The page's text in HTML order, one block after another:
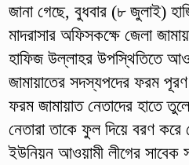
জানা গেছে, বুধবার (৮ জুলাই)
মাদরাসার অফিসকক্ষে জেলা
হাফিজ উল্লাহর উপস্থিতিতে
জামায়াতের সদস্যপদের ফরম
ফরম জামায়াত নেতাদের হাতে
নেতারা তাকে ফুল দিয়ে বরণ করে
ইউনিয়ন আওয়ামী লীগের সাবেক